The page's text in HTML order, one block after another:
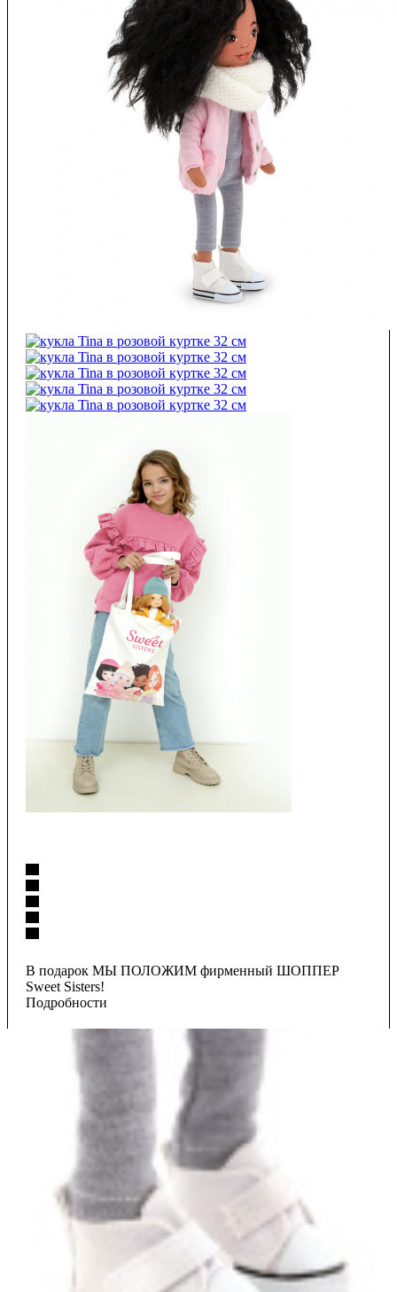
В подарок МЫ ПОЛОЖИМ фирменный ШОППЕР
Sweet Sisters!
Подробности
4 320₽
Купить в 1 клик
Хочу в подарок
Заказать доставку в удобное время.
Доставка может быть анонимной.